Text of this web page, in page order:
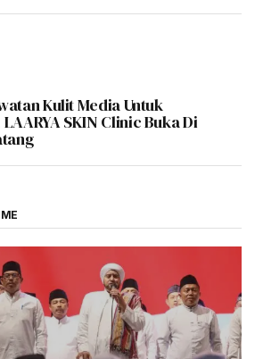
Kulit Media Untuk
SKIN Clinic Buka Di